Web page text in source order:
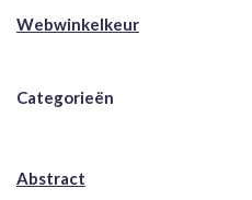
Webwinkelkeur
Categorieën
Abstract